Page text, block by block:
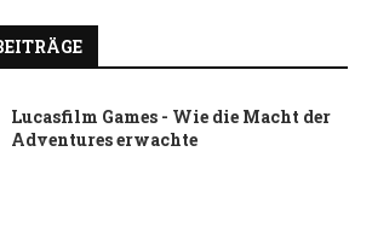
Lucasfilm Games - Wie die Macht der
Adventures erwachte